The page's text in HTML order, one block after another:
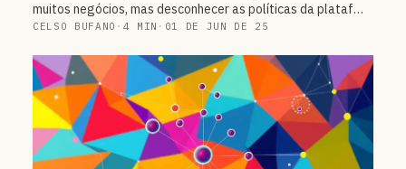
muitos negócios, mas desconhecer as políticas da plataf…
CELSO BUFANO · 4 MIN · 01 DE JUN DE 25